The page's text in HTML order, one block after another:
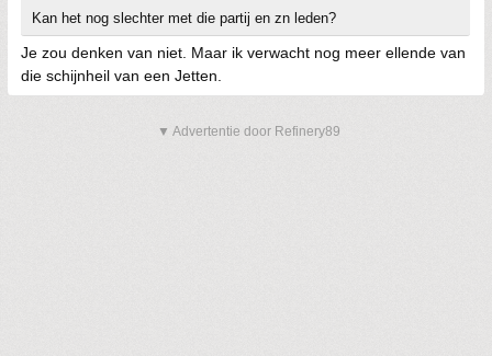
Kan het nog slechter met die partij en zn leden?
Je zou denken van niet. Maar ik verwacht nog meer ellende van
die schijnheil van een Jetten.
▼ Advertentie door Refinery89